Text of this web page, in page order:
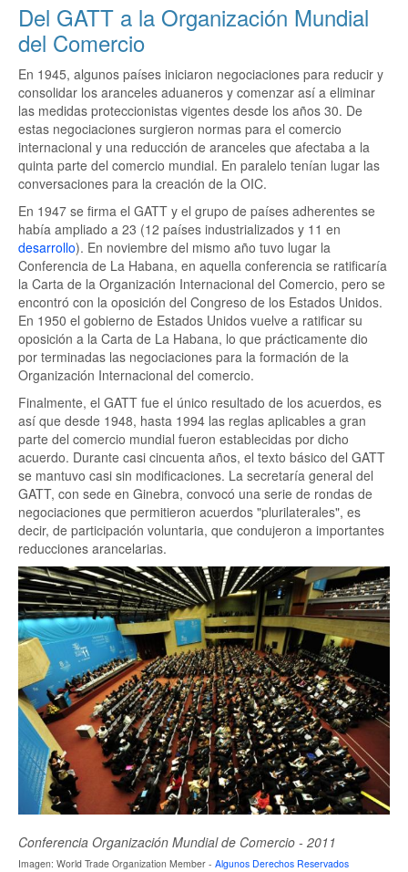
Del GATT a la Organización Mundial
del Comercio
En 1945, algunos países iniciaron negociaciones para reducir y
consolidar los aranceles aduaneros y comenzar así a eliminar
las medidas proteccionistas vigentes desde los años 30. De
estas negociaciones surgieron normas para el comercio
internacional y una reducción de aranceles que afectaba a la
quinta parte del comercio mundial. En paralelo tenían lugar las
conversaciones para la creación de la OIC.
En 1947 se firma el GATT y el grupo de países adherentes se
había ampliado a 23 (12 países industrializados y 11 en
desarrollo). En noviembre del mismo año tuvo lugar la
Conferencia de La Habana, en aquella conferencia se ratificaría
la Carta de la Organización Internacional del Comercio, pero se
encontró con la oposición del Congreso de los Estados Unidos.
En 1950 el gobierno de Estados Unidos vuelve a ratificar su
oposición a la Carta de La Habana, lo que prácticamente dio
por terminadas las negociaciones para la formación de la
Organización Internacional del comercio.
Finalmente, el GATT fue el único resultado de los acuerdos, es
así que desde 1948, hasta 1994 las reglas aplicables a gran
parte del comercio mundial fueron establecidas por dicho
acuerdo. Durante casi cincuenta años, el texto básico del GATT
se mantuvo casi sin modificaciones. La secretaría general del
GATT, con sede en Ginebra, convocó una serie de rondas de
negociaciones que permitieron acuerdos "plurilaterales", es
decir, de participación voluntaria, que condujeron a importantes
reducciones arancelarias.
Conferencia Organización Mundial de Comercio - 2011
Imagen: World Trade Organization Member - Algunos Derechos Reservados